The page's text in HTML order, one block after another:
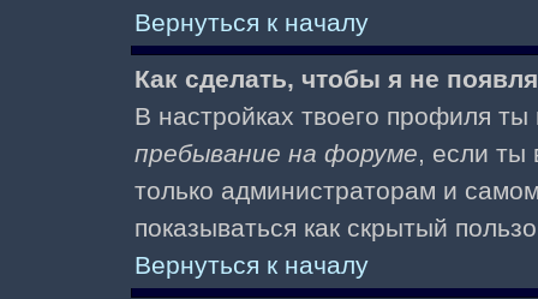
Вернуться к началу
Как сделать, чтобы я не
В настройках твоего профиля
пребывание на форуме, если
только администраторам и
показываться как скрытый
Вернуться к началу